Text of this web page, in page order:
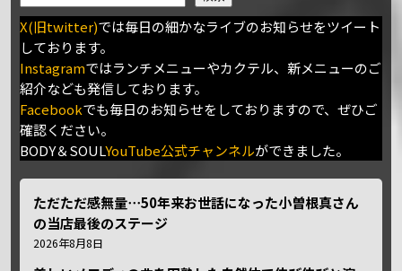
X(旧twitter)では毎日の細かなライブのお知らせをツイート
しております。
Instagramではランチメニューやカクテル、新メニューのご
紹介なども発信しております。
Facebookでも毎日のお知らせをしておりますので、ぜひご
確認ください。
BODY＆SOULYouTube公式チャンネルができました。
ただただ感無量⋯50年来お世話になった小曽根真さん
の当店最後のステージ
2026年8月8日